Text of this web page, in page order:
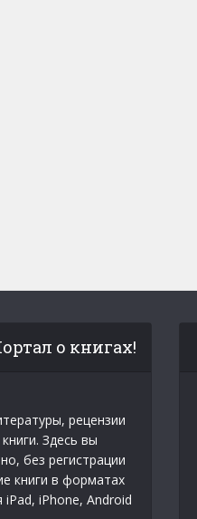
о книгах!
рецензии
Здесь вы
без регистрации
книги в форматах
iPhone, Android